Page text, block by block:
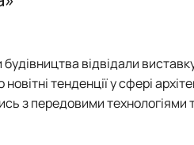
відвідали
тенденції у сфері
з передовими технологіями